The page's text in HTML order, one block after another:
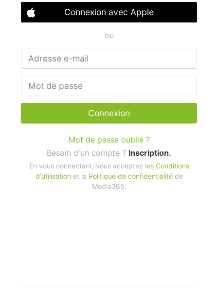
Connexion avec Apple
ou
Connexion
Mot de passe oublié ?
Besoin d'un compte ? Inscription.
En vous connectant, vous acceptez les Conditions
d'utilisation et la Politique de confidentialitéde
Media365.